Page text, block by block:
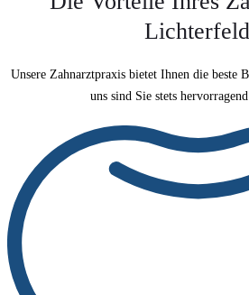
Unsere Zahnarztpraxis bietet Ihnen die beste
uns sind Sie stets hervorragend